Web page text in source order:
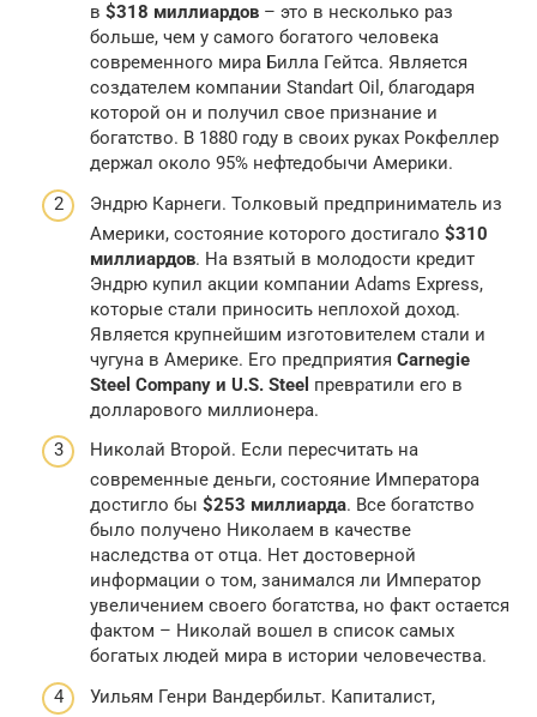
в $318 миллиардов – это в несколько раз
больше, чем у самого богатого человека
современного мира Билла Гейтса. Является
создателем компании Standart Oil, благодаря
которой он и получил свое признание и
богатство. В 1880 году в своих руках Рокфеллер
держал около 95% нефтедобычи Америки.
Эндрю Карнеги. Толковый предприниматель из
Америки, состояние которого достигало $310
миллиардов. На взятый в молодости кредит
Эндрю купил акции компании Adams Express,
которые стали приносить неплохой доход.
Является крупнейшим изготовителем стали и
чугуна в Америке. Его предприятия Carnegie
Steel Company и U.S. Steel превратили его в
долларового миллионера.
Николай Второй. Если пересчитать на
современные деньги, состояние Императора
достигло бы $253 миллиарда. Все богатство
было получено Николаем в качестве
наследства от отца. Нет достоверной
информации о том, занимался ли Император
увеличением своего богатства, но факт остается
фактом – Николай вошел в список самых
богатых людей мира в истории человечества.
Уильям Генри Вандербильт. Капиталист,